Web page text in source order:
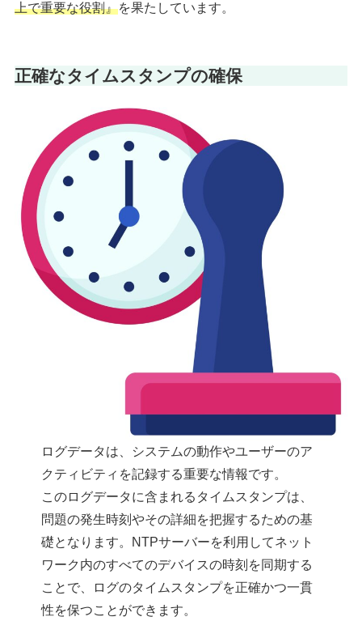
上で重要な役割』を果たしています。
正確なタイムスタンプの確保
ログデータは、システムの動作やユーザーのア
クティビティを記録する重要な情報です。
このログデータに含まれるタイムスタンプは、
問題の発生時刻やその詳細を把握するための基
礎となります。NTPサーバーを利用してネット
ワーク内のすべてのデバイスの時刻を同期する
ことで、ログのタイムスタンプを正確かつ一貫
性を保つことができます。